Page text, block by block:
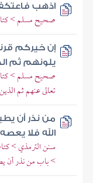
اذهب
صحيح مسلم > كتاب
إن خيركم
يلونهم ثم
صحيح مسلم >
تعالى عنهم ثم
من نذر أن
الله فلا يعصه
سنن الترمذي >
> باب من نذر أن